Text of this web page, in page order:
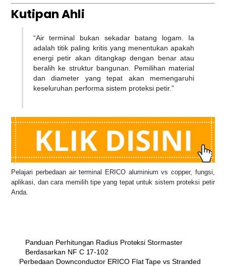
Kutipan Ahli
“Air terminal bukan sekadar batang logam. Ia
adalah titik paling kritis yang menentukan apakah
energi petir akan ditangkap dengan benar atau
beralih ke struktur bangunan. Pemilihan material
dan diameter yang tepat akan memengaruhi
keseluruhan performa sistem proteksi petir.”
Pelajari perbedaan air terminal ERICO aluminium vs copper, fungsi,
aplikasi, dan cara memilih tipe yang tepat untuk sistem proteksi petir
Anda.
Panduan Perhitungan Radius Proteksi Stormaster
Berdasarkan NF C 17-102
Perbedaan Downconductor ERICO Flat Tape vs Stranded